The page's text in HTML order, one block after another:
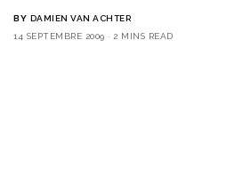
BY DAMIEN VAN ACHTER
14 SEPTEMBRE 2009
2 MINS READ